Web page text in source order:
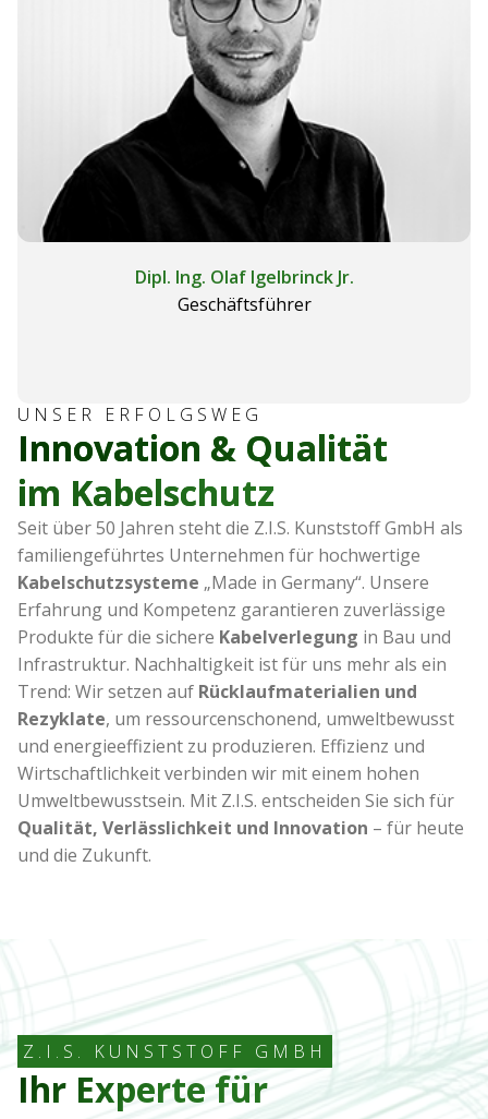
Dipl. Ing. Olaf Igelbrinck Jr.
Geschäftsführer
UNSER ERFOLGSWEG
Innovation & Qualität
im Kabelschutz
Seit über 50 Jahren steht die Z.I.S. Kunststoff GmbH als
familiengeführtes Unternehmen für hochwertige
Kabelschutzsysteme „Made in Germany“. Unsere
Erfahrung und Kompetenz garantieren zuverlässige
Produkte für die sichere Kabelverlegung in Bau und
Infrastruktur. Nachhaltigkeit ist für uns mehr als ein
Trend: Wir setzen auf Rücklaufmaterialien und
Rezyklate, um ressourcenschonend, umweltbewusst
und energieeffizient zu produzieren. Effizienz und
Wirtschaftlichkeit verbinden wir mit einem hohen
Umweltbewusstsein. Mit Z.I.S. entscheiden Sie sich für
Qualität, Verlässlichkeit und Innovation – für heute
und die Zukunft.
Z.I.S. KUNSTSTOFF GMBH
Ihr Experte für